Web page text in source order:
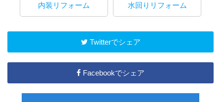
内装リフォーム 水回りリフォーム
Twitterでシェア
Facebookでシェア